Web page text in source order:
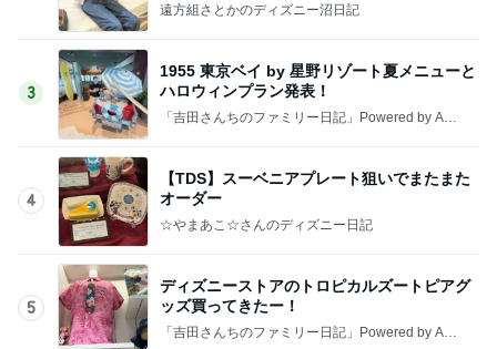
遠方組さとかのディズニー沼日記
3
1955 東京ベイ by 星野リゾート夏メニューと
ハロウィンプラン発表！
「吉田さんちのファミリー日記」Powered by Ame
4
【TDS】スーベニアプレート狙いでまたまた
オーダー
☆やまあこ☆さんのディズニー日記
5
ディズニーストアのトロピカルズートピアグ
ッズ買ってきたー！
「吉田さんちのファミリー日記」Powered by Ame